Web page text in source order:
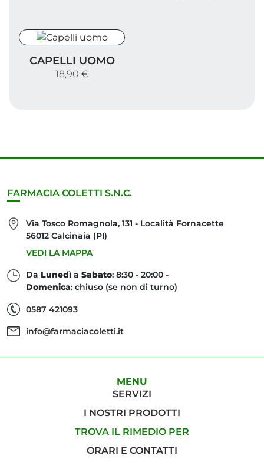
CAPELLI UOMO
18,90 €
FARMACIA COLETTI S.N.C.
Via Tosco Romagnola, 131 - Località Fornacette
56012 Calcinaia (PI)
VEDI LA MAPPA
Da Lunedì a Sabato: 8:30 - 20:00 -
Domenica: chiuso (se non di turno)
0587 421093
info@farmaciacoletti.it
MENU
SERVIZI
I NOSTRI PRODOTTI
TROVA IL RIMEDIO PER
ORARI E CONTATTI